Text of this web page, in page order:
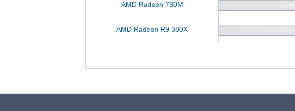
AMD Radeon 780M
AMD Radeon R9 380X